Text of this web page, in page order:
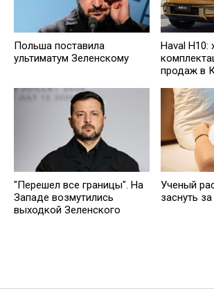
Польша поставилa
ультиматум Зеленскому
Haval H10:
продаж в
"Перешел все границы". На
Западе возмутились
выходкой Зеленского
Ученый
заснуть